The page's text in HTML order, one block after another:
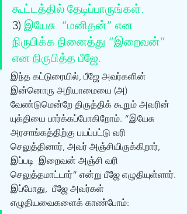
கூட்டத்தில் தேடிப்பாருங்கள்.
3) இயேசு  “மனிதன்” என
நிருபிக்க நினைத்து “இறைவன்”
என நிருபித்த பீஜே.
இந்த கட்டுரையில், பீஜே அவர்களின்
இன்னொரு அறியாமையை (அ)
வேண்டுமென்றே திருத்திக் கூறும் அவரின்
யுக்தியை பார்க்கப்போகிறோம். “இயேசு
அரசாங்கத்திற்கு பயப்பட்டு வரி
செலுத்தினார், அவர் அஞ்சியிருக்கிறார்,
இப்படி  இறைவன் அஞ்சி வரி
செலுத்தமாட்டார்” என்று பீஜே எழுதியுள்ளார்.
இப்போது,  பீஜே அவர்கள்
எழுதியவைகளைக் காண்போம்: